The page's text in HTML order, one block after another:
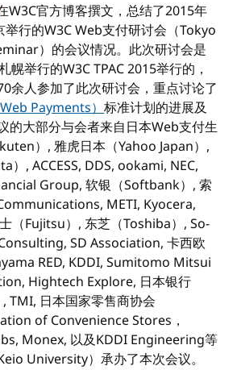
W3C官方博客撰文，总结了2015年
举行的W3C Web支付研讨会（Tokyo
）的会议情况。此次研讨会是
幌举行的W3C TPAC 2015举行的，
余人参加了此次研讨会，重点讨论了
Payments）标准计划的进展及
的大部分与会者来自日本Web支付生
）, 雅虎日本（Yahoo Japan）,
）, ACCESS, DDS, ookami, NEC,
Group, 软银（Softbank）, 索
METI, Kyocera,
（Fujitsu）, 东芝（Toshiba）, So-
SD Association, 卡西欧
RED, KDDI, Sumitomo Mitsui
Hightech Explore, 日本银行
, TMI, 日本国家零售商协会
of Convenience Stores，
Monex, 以及KDDI Engineering等
University）承办了本次会议。